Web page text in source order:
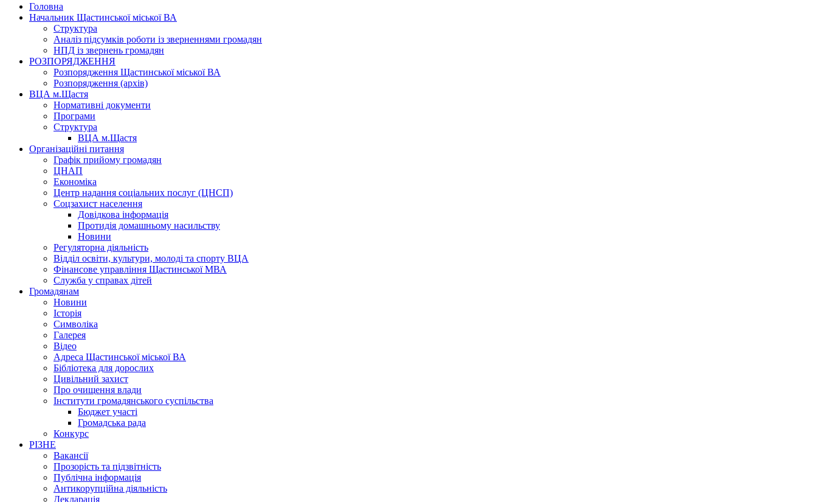
Головна
Начальник Щастинської міської ВА
Структура
Аналіз підсумків роботи із зверненнями громадян
НПД із звернень громадян
РОЗПОРЯДЖЕННЯ
Розпорядження Щастинської міської ВА
Розпорядження (архів)
ВЦА м.Щастя
Нормативні документи
Програми
Структура
ВЦА м.Щастя
Організаційні питання
Графік прийому громадян
ЦНАП
Економіка
Центр надання соціальних послуг (ЦНСП)
Соцзахист населення
Довідкова інформація
Протидія домашньому насильству
Новини
Регуляторна діяльність
Відділ освіти, культури, молоді та спорту ВЦА
Фінансове управління Щастинської МВА
Служба у справах дітей
Громадянам
Новини
Історія
Символіка
Галерея
Відео
Адреса Щастинської міської ВА
Бібліотека для дорослих
Цивільний захист
Про очищення влади
Інститути громадянського суспільства
Бюджет участі
Громадська рада
Конкурс
РІЗНЕ
Вакансії
Прозорість та підзвітність
Публічна інформація
Антикорупційна діяльність
Декларація